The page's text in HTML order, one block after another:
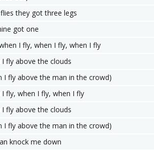
they got three legs
got one
I fly, when I fly, when I fly
I fly above the clouds
I fly above the man in the crowd)
I fly, when I fly, when I fly
I fly above the clouds
I fly above the man in the crowd)
knock me down